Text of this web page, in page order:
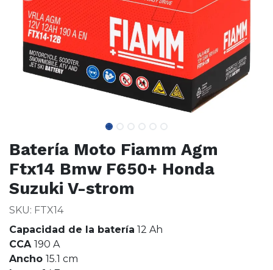
Batería Moto Fiamm Agm
Ftx14 Bmw F650+ Honda
Suzuki V-strom
SKU: FTX14
Capacidad de la bate​ría 12 Ah
CCA 190 A
Ancho 15.1 cm